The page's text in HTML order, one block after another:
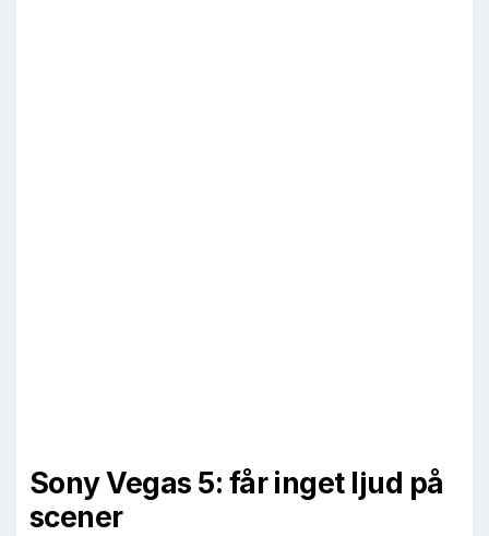
Sony Vegas 5: får inget ljud på
scener